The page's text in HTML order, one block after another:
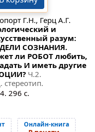
Г.Н., Герц А.Г.
и
разум:
СОЗНАНИЯ.
ли РОБОТ любить,
И иметь другие
Ч.2.
стереотип.
296 с.
Онлайн-книга